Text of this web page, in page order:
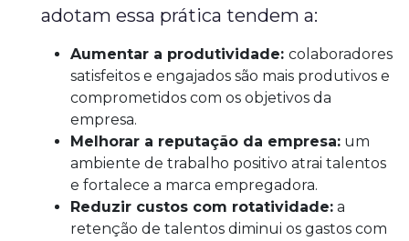
adotam essa prática tendem a:
Aumentar a produtividade:colaboradores
satisfeitos e engajados são mais produtivos e
comprometidos com os objetivos da
empresa.
Melhorar a reputação da empresa: um
ambiente de trabalho positivo atrai talentos
e fortalece a marca empregadora.
Reduzir custos com rotatividade: a
retenção de talentos diminui os gastos com